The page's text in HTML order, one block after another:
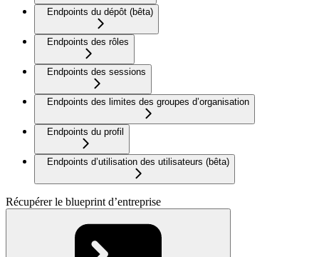
Endpoints du dépôt (bêta)
Endpoints des rôles
Endpoints des sessions
Endpoints des limites des groupes d’organisation
Endpoints du profil
Endpoints d’utilisation des utilisateurs (bêta)
Récupérer le blueprint d’entreprise